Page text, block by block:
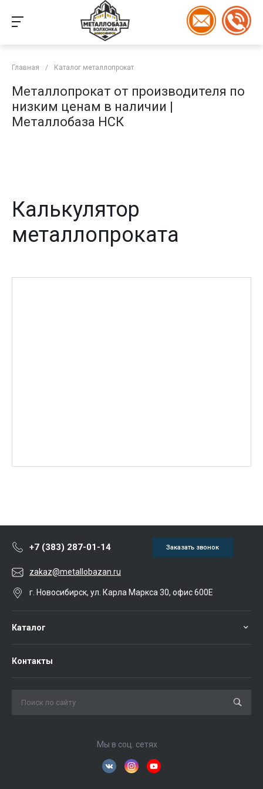
Главная / Каталог металлопрокат
Металлопрокат от производителя по
низким ценам в наличии |
Металлобаза НСК
Калькулятор
металлопроката
+7 (383) 287-01-14 Заказать звонок
zakaz@metallobazan.ru
г. Новосибирск, ул. Карла Маркса 30, офис 600Е
Каталог
Контакты
Мы в соц. сетях